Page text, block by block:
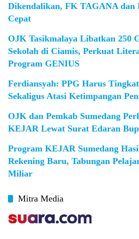
Dikendalikan, FK TAGANA dan
Cepat
OJK Tasikmalaya Libatkan 250
Sekolah di Ciamis, Perkuat
Program GENIUS
Ferdiansyah: PPG Harus
Sekaligus Atasi Ketimpangan
OJK dan Pemkab Sumedang
KEJAR Lewat Surat Edaran
Program KEJAR Sumedang
Rekening Baru, Tabungan
Miliar
Mitra Media